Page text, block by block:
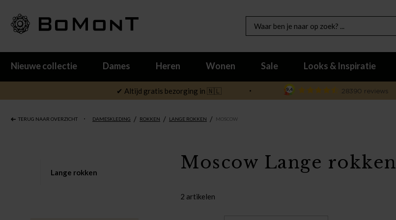
Nieuwe collectie Dames Heren Wonen Sale Looks & Inspiratie
✔ Altijd gratis bezorging in 🇳🇱
TERUG NAAR OVERZICHT DAMESKLEDING / ROKKEN / LANGE ROKKEN / MOSCOW
Lange rokken Moscow Lange rokken
2 artikelen